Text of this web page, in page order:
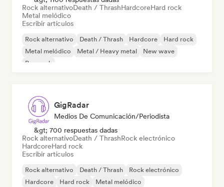
Rock alternativoDeath / ThrashHardcoreHard rock
Metal melódico
Escribir artículos
Rock alternativo Death / Thrash Hardcore
Hard rock
Metal melódico
Metal / Heavy metal
New wave
Pop rock
GigRadar
Medios De Comunicación/Periodista
&gt; 700 respuestas dadas
Rock alternativoDeath / ThrashRock electrónico
HardcoreHard rock
Escribir artículos
Rock alternativo Death / Thrash
Rock electrónico
Hardcore
Hard rock
Metal melódico